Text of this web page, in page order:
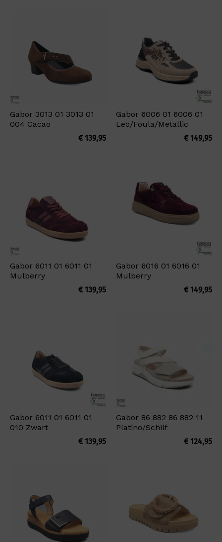
Gabor 3013 01 3013 01
004 Cacao
€139,95
Gabor 6006 01 6006 01
Leo/Foula/Metallic
€149,95
Gabor 6011 01 6011 01
Mulberry
€139,95
Gabor 6016 01 6016 01
Mulberry
€149,95
Gabor 6011 01 6011 01
010 Zwart
€139,95
Gabor 86 882 86 882 11
Platino/Schilf
€124,95